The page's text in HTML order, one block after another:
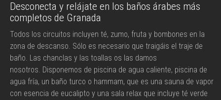
Desconecta y relájate en los baños árabes más
completos de Granada
Todos los circuitos incluyen té, zumo, fruta y bombones en la
zona de descanso. Sólo es necesario que traigáis el traje de
baño. Las chanclas y las toallas os las damos
nosotros. Disponemos de piscina de agua caliente, piscina de
agua fría, un baño turco o hammam, que es una sauna de vapor
con esencia de eucalipto y una sala relax que incluye té verde